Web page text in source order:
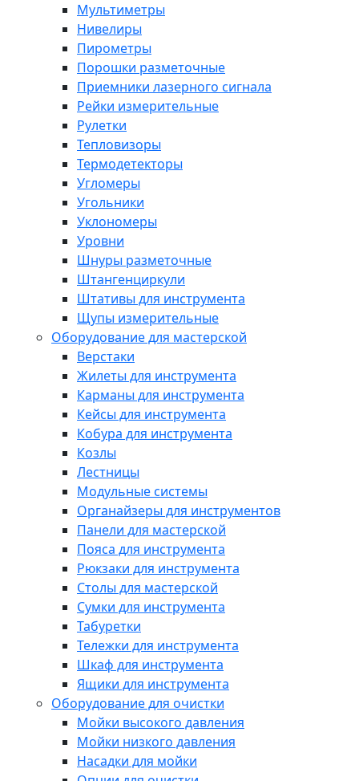
Мультиметры
Нивелиры
Пирометры
Порошки разметочные
Приемники лазерного сигнала
Рейки измерительные
Рулетки
Тепловизоры
Термодетекторы
Угломеры
Угольники
Уклономеры
Уровни
Шнуры разметочные
Штангенциркули
Штативы для инструмента
Щупы измерительные
Оборудование для мастерской
Верстаки
Жилеты для инструмента
Карманы для инструмента
Кейсы для инструмента
Кобура для инструмента
Козлы
Лестницы
Модульные системы
Органайзеры для инструментов
Панели для мастерской
Пояса для инструмента
Рюкзаки для инструмента
Столы для мастерской
Сумки для инструмента
Табуретки
Тележки для инструмента
Шкаф для инструмента
Ящики для инструмента
Оборудование для очистки
Мойки высокого давления
Мойки низкого давления
Насадки для мойки